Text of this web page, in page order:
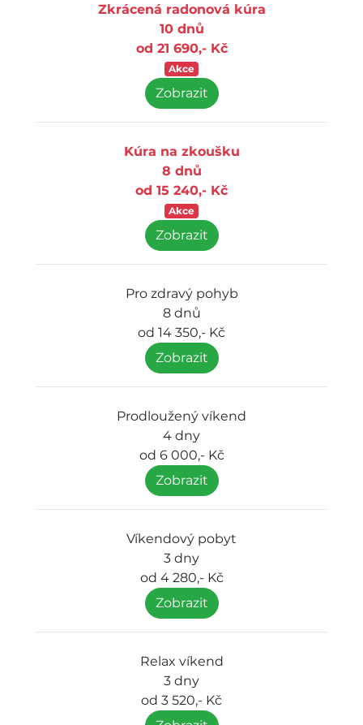
Zkrácená radonová kúra
10 dnů
od 21 690,- Kč
Akce
Zobrazit
Kúra na zkoušku
8 dnů
od 15 240,- Kč
Akce
Zobrazit
Pro zdravý pohyb
8 dnů
od 14 350,- Kč
Zobrazit
Prodloužený víkend
4 dny
od 6 000,- Kč
Zobrazit
Víkendový pobyt
3 dny
od 4 280,- Kč
Zobrazit
Relax víkend
3 dny
od 3 520,- Kč